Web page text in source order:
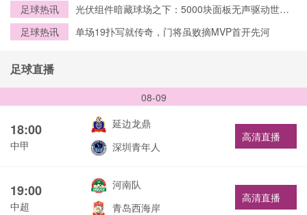
足球热讯
光伏组件暗藏球场之下：5000块面板无声驱动世界
足球热讯 单场19扑写就传奇，门将虽败摘MVP首开先河
足球直播
08-09
18:00
中甲
延边龙鼎
深圳青年人
高清直播
19:00
中超
河南队
青岛西海岸
高清直播